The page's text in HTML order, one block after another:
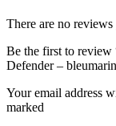
There are no reviews
Be the first to review
Defender –
Your email address
marked